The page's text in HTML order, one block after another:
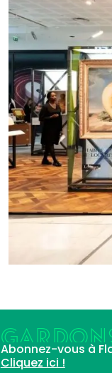
Abonnez-vous à
Cliquez ici !